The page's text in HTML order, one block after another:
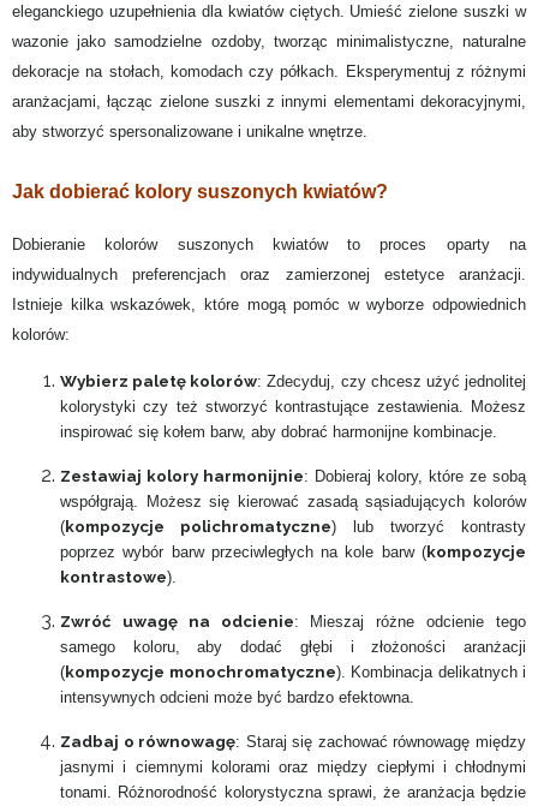
eleganckiego uzupełnienia dla kwiatów ciętych. Umieść zielone suszki w
wazonie jako samodzielne ozdoby, tworząc minimalistyczne, naturalne
dekoracje na stołach, komodach czy półkach. Eksperymentuj z różnymi
aranżacjami, łącząc zielone suszki z innymi elementami dekoracyjnymi,
aby stworzyć spersonalizowane i unikalne wnętrze.
Jak dobierać kolory suszonych kwiatów?
Dobieranie kolorów suszonych kwiatów to proces oparty na
indywidualnych preferencjach oraz zamierzonej estetyce aranżacji.
Istnieje kilka wskazówek, które mogą pomóc w wyborze odpowiednich
kolorów:
Wybierz paletę kolorów: Zdecyduj, czy chcesz użyć jednolitej
kolorystyki czy też stworzyć kontrastujące zestawienia. Możesz
inspirować się kołem barw, aby dobrać harmonijne kombinacje.
Zestawiaj kolory harmonijnie: Dobieraj kolory, które ze sobą
współgrają. Możesz się kierować zasadą sąsiadujących kolorów
(kompozycje polichromatyczne) lub tworzyć kontrasty
poprzez wybór barw przeciwległych na kole barw (kompozycje
kontrastowe).
Zwróć uwagę na odcienie: Mieszaj różne odcienie tego
samego koloru, aby dodać głębi i złożoności aranżacji
(kompozycje monochromatyczne). Kombinacja delikatnych i
intensywnych odcieni może być bardzo efektowna.
Zadbaj o równowagę: Staraj się zachować równowagę między
jasnymi i ciemnymi kolorami oraz między ciepłymi i chłodnymi
tonami. Różnorodność kolorystyczna sprawi, że aranżacja będzie